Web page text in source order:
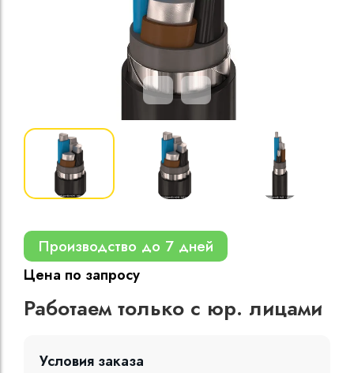
Производство до 7 дней
Цена по запросу
Работаем только с юр. лицами
Условия заказа